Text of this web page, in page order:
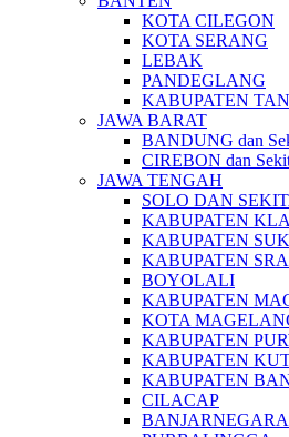
KOTA CILEGON
KOTA SERANG
LEBAK
PANDEGLANG
KABUPATEN
JAWA BARAT
BANDUNG dan
CIREBON dan
JAWA TENGAH
SOLO DAN
KABUPATEN
KABUPATEN
KABUPATEN
BOYOLALI
KABUPATEN
KOTA
KABUPATEN
KABUPATEN
KABUPATEN
CILACAP
BANJARNEGARA